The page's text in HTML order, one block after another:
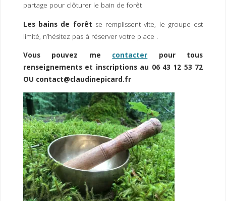
partage pour clôturer le bain de forêt
Les bains de forêt se remplissent vite, le groupe est
limité, n’hésitez pas à réserver votre place .
Vous pouvez me contacter pour tous
renseignements et inscriptions au 06 43 12 53 72
OU contact@claudinepicard.fr